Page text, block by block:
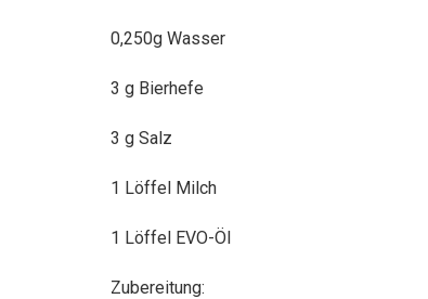
0,250g Wasser
3 g Bierhefe
3 g Salz
1 Löffel Milch
1 Löffel EVO-Öl
Zubereitung: